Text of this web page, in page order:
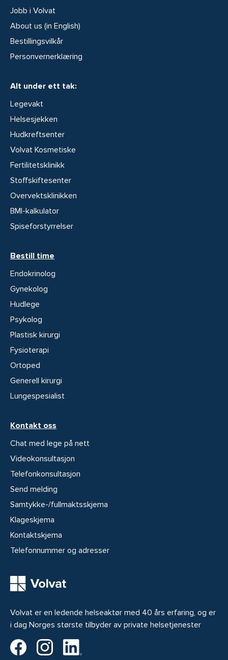
Volvat er en ledende helseaktør med 40 års erfaring, og er
i dag Norges største tilbyder av private helsetjenester
Volvat på Facebook
Volvat på Instagram
Jobb i Volvat
About us (in English)
Bestillingsvilkår
Personvernerklæring
Alt under ett tak:
Legevakt
Helsesjekken
Hudkreftsenter
Volvat Kosmetiske
Fertilitetsklinikk
Stoffskiftesenter
Overvektsklinikken
BMI-kalkulator
Spiseforstyrrelser
Bestill time
Endokrinolog
Gynekolog
Hudlege
Psykolog
Plastisk kirurgi
Fysioterapi
Ortoped
Generell kirurgi
Lungespesialist
Kontakt oss
Chat med lege på nett
Videokonsultasjon
Telefonkonsultasjon
Send melding
Samtykke-/fullmaktsskjema
Klageskjema
Kontaktskjema
Telefonnummer og adresser